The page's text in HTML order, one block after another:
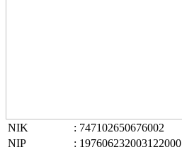
NIK
: 747102650676002
NIP
: 197606232003122000